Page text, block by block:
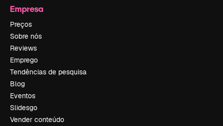
Empresa
Preços
Sobre nós
Reviews
Emprego
Tendências de pesquisa
Blog
Eventos
Slidesgo
Vender conteúdo